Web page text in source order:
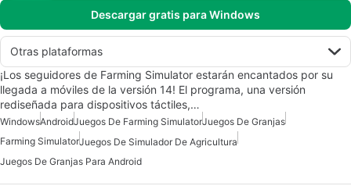
Descargar gratis para Windows
Otras plataformas
¡Los seguidores de Farming Simulator estarán encantados por su
llegada a móviles de la versión 14! El programa, una versión
rediseñada para dispositivos táctiles,…
WindowsAndroidJuegos De Farming SimulatorJuegos De Granjas
Farming SimulatorJuegos De Simulador De Agricultura
Juegos De Granjas Para Android